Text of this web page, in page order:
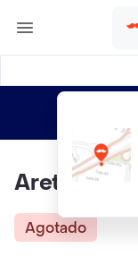
Aretes Gold
Agotado